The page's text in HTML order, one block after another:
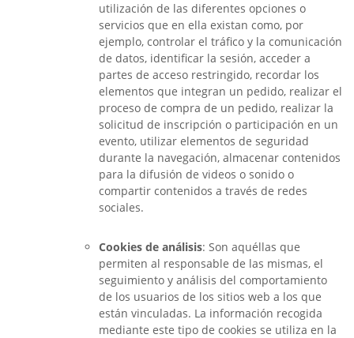
utilización de las diferentes opciones o
servicios que en ella existan como, por
ejemplo, controlar el tráfico y la comunicación
de datos, identificar la sesión, acceder a
partes de acceso restringido, recordar los
elementos que integran un pedido, realizar el
proceso de compra de un pedido, realizar la
solicitud de inscripción o participación en un
evento, utilizar elementos de seguridad
durante la navegación, almacenar contenidos
para la difusión de videos o sonido o
compartir contenidos a través de redes
sociales.
Cookies de análisis: Son aquéllas que
permiten al responsable de las mismas, el
seguimiento y análisis del comportamiento
de los usuarios de los sitios web a los que
están vinculadas. La información recogida
mediante este tipo de cookies se utiliza en la